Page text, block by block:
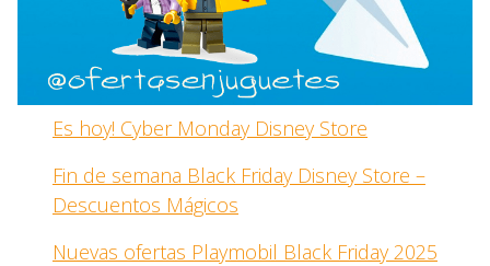
Es hoy! Cyber Monday Disney Store
Fin de semana Black Friday Disney Store –
Descuentos Mágicos
Nuevas ofertas Playmobil Black Friday 2025